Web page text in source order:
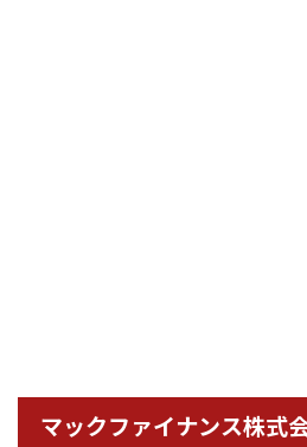
マックファイナンス株式